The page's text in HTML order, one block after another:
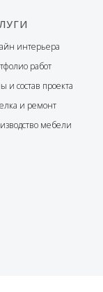
интерьера
работ
и состав проекта
и ремонт
мебели